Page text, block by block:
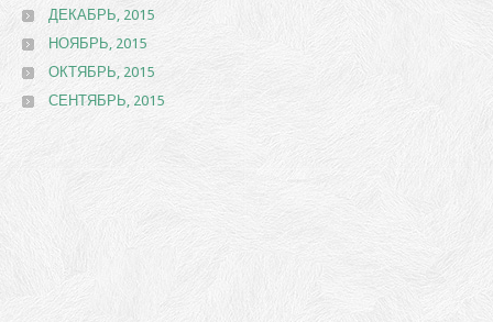
ДЕКАБРЬ, 2015
НОЯБРЬ, 2015
ОКТЯБРЬ, 2015
СЕНТЯБРЬ, 2015